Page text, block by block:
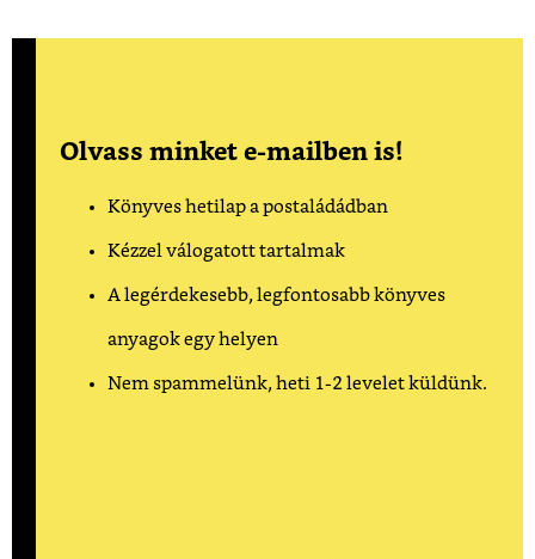
Olvass minket e-mailben is!
Könyves hetilap a postaládádban
Kézzel válogatott tartalmak
A legérdekesebb, legfontosabb könyves
anyagok egy helyen
Nem spammelünk, heti 1-2 levelet küldünk.